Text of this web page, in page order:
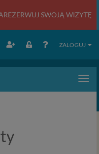
SWOJĄ WIZYTĘ
ZALOGUJ